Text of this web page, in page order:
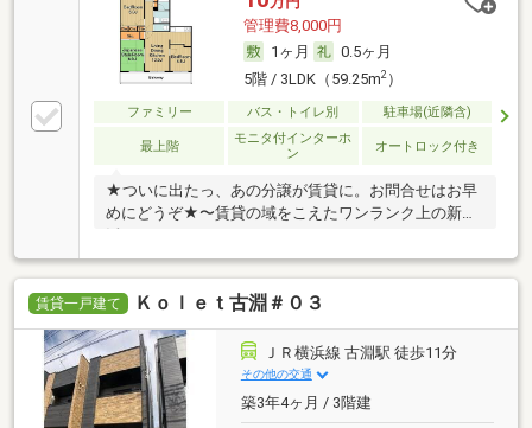
管理費8,000円
1ヶ月
0.5ヶ月
5階 / 3LDK（59.25m2）
ファミリー バス・トイレ別 駐車場(近隣含)
最上階
モニタ付インターホ
ン
オートロック付き
★ついに出たっ、あの分譲が賃貸に。お問合せはお早
めにどうぞ★〜賃貸の域をこえたワンランク上の新生
賃貸一戸建て Ｋｏｌｅｔ古淵＃０３
ＪＲ横浜線 古淵駅 徒歩11分
その他の交通
築3年4ヶ月 / 3階建